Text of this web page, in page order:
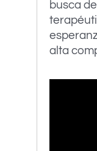
busca
alta